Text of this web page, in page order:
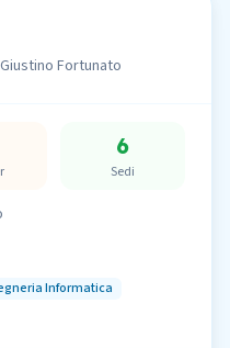
Fortunato
6
Sedi
Informatica